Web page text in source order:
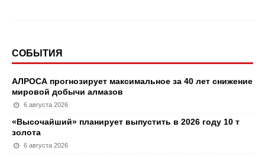
СОБЫТИЯ
АЛРОСА прогнозирует максимальное за 40 лет снижение
мировой добычи алмазов
6 августа 2026
«Высочайший» планирует выпустить в 2026 году 10 т
золота
6 августа 2026